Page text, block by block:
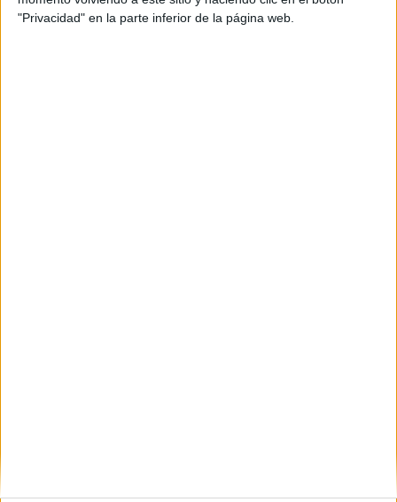
"Privacidad" en la parte inferior de la página web.
Aceptolos Términos y Condicionesde uso*